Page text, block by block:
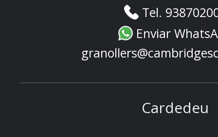
Tel.
Enviar
Cardedeu